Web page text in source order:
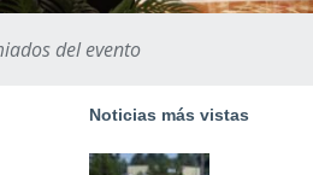
del evento
Noticias más vistas